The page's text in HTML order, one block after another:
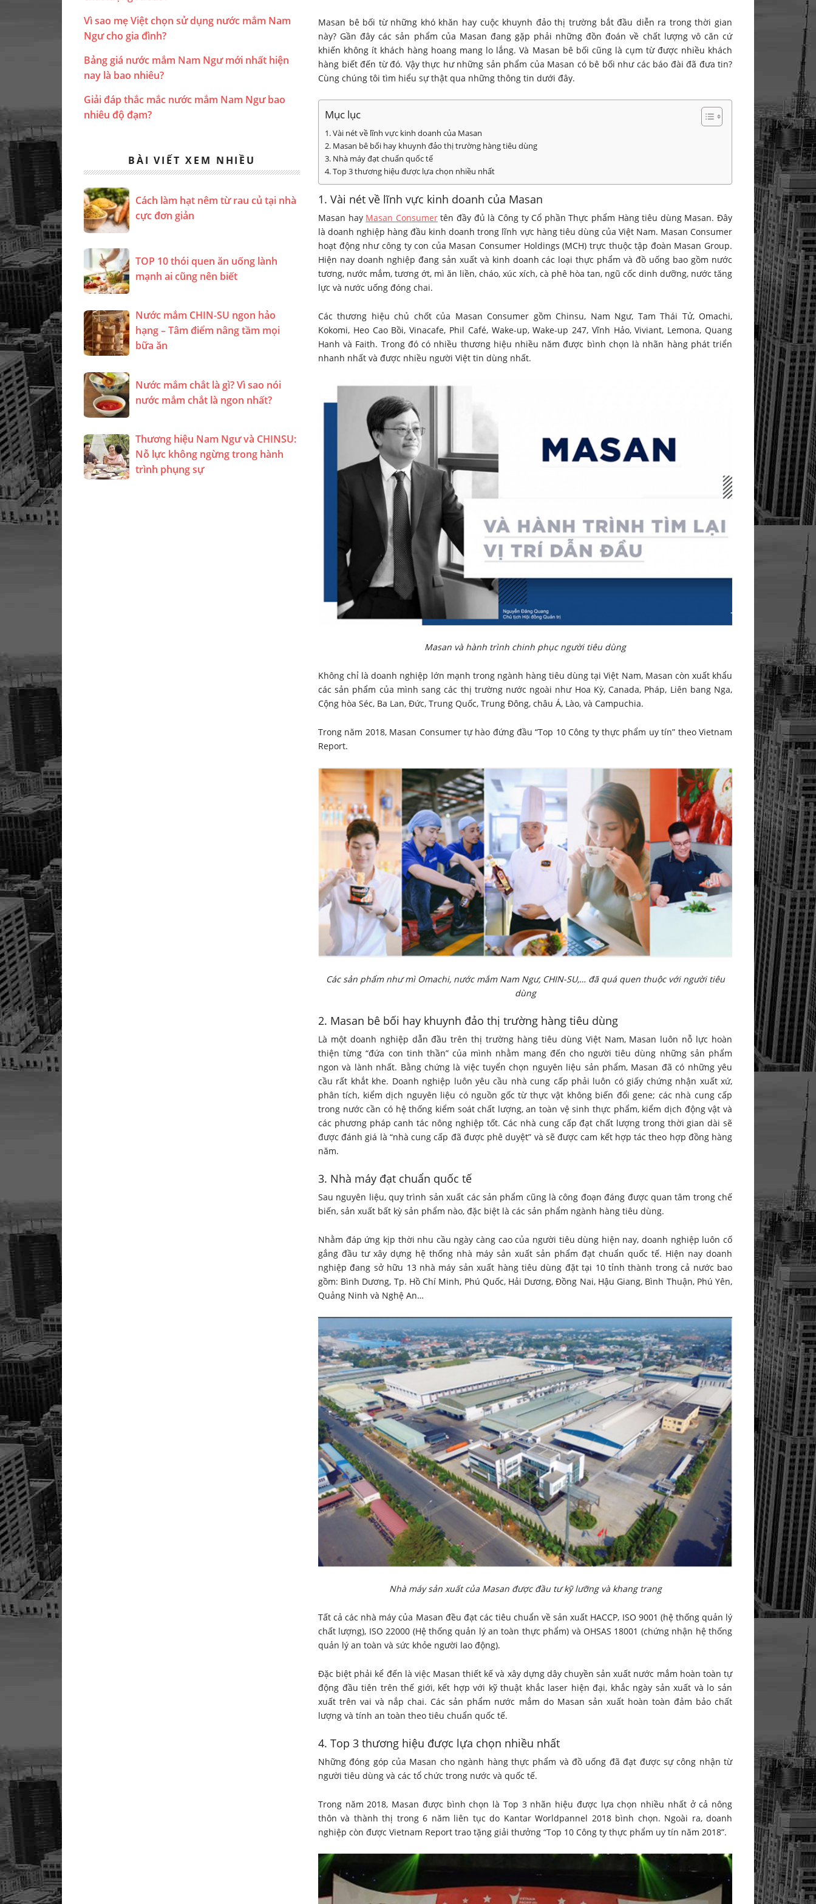
Vì sao mẹ Việt chọn sử dụng nước mắm Nam
Ngư cho gia đình?
Bảng giá nước mắm Nam Ngư mới nhất hiện
nay là bao nhiêu?
Giải đáp thắc mắc nước mắm Nam Ngư bao
nhiêu độ đạm?
BÀI VIẾT XEM NHIỀU
Cách làm hạt nêm từ rau củ tại nhà
cực đơn giản
TOP 10 thói quen ăn uống lành
mạnh ai cũng nên biết
Nước mắm CHIN-SU ngon hảo
hạng – Tâm điểm nâng tầm mọi
bữa ăn
Nước mắm chắt là gì? Vì sao nói
nước mắm chắt là ngon nhất?
Thương hiệu Nam Ngư và CHINSU:
Nỗ lực không ngừng trong hành
trình phụng sự
Masan bê bối từ những khó khăn hay cuộc khuynh đảo thị trường bắt đầu diễn ra trong thời gian
này? Gần đây các sản phẩm của Masan đang gặp phải những đồn đoán về chất lượng vô căn cứ
khiến không ít khách hàng hoang mang lo lắng. Và Masan bê bối cũng là cụm từ được nhiều khách
hàng biết đến từ đó. Vậy thực hư những sản phẩm của Masan có bê bối như các báo đài đã đưa tin?
Cùng chúng tôi tìm hiểu sự thật qua những thông tin dưới đây.
Mục lục
1. Vài nét về lĩnh vực kinh doanh của Masan
2. Masan bê bối hay khuynh đảo thị trường hàng tiêu dùng
3. Nhà máy đạt chuẩn quốc tế
4. Top 3 thương hiệu được lựa chọn nhiều nhất
1. Vài nét về lĩnh vực kinh doanh của Masan
Masan hay Masan Consumertên đầy đủ là Công ty Cổ phần Thực phẩm Hàng tiêu dùng Masan. Đây
là doanh nghiệp hàng đầu kinh doanh trong lĩnh vực hàng tiêu dùng của Việt Nam. Masan Consumer
hoạt động như công ty con của Masan Consumer Holdings (MCH) trực thuộc tập đoàn Masan Group.
Hiện nay doanh nghiệp đang sản xuất và kinh doanh các loại thực phẩm và đồ uống bao gồm nước
tương, nước mắm, tương ớt, mì ăn liền, cháo, xúc xích, cà phê hòa tan, ngũ cốc dinh dưỡng, nước tăng
lực và nước uống đóng chai.
Các thương hiệu chủ chốt của Masan Consumer gồm Chinsu, Nam Ngư, Tam Thái Tử, Omachi,
Kokomi, Heo Cao Bồi, Vinacafe, Phil Café, Wake-up, Wake-up 247, Vĩnh Hảo, Viviant, Lemona, Quang
Hanh và Faith. Trong đó có nhiều thương hiệu nhiều năm được bình chọn là nhãn hàng phát triển
nhanh nhất và được nhiều người Việt tin dùng nhất.
Masan và hành trình chinh phục người tiêu dùng
Không chỉ là doanh nghiệp lớn mạnh trong ngành hàng tiêu dùng tại Việt Nam, Masan còn xuất khẩu
các sản phẩm của mình sang các thị trường nước ngoài như Hoa Kỳ, Canada, Pháp, Liên bang Nga,
Cộng hòa Séc, Ba Lan, Đức, Trung Quốc, Trung Đông, châu Á, Lào, và Campuchia.
Trong năm 2018, Masan Consumer tự hào đứng đầu “Top 10 Công ty thực phẩm uy tín” theo Vietnam
Report.
Các sản phẩm như mì Omachi, nước mắm Nam Ngư, CHIN-SU,… đã quá quen thuộc với người tiêu
dùng
2. Masan bê bối hay khuynh đảo thị trường hàng tiêu dùng
Là một doanh nghiệp dẫn đầu trên thị trường hàng tiêu dùng Việt Nam, Masan luôn nỗ lực hoàn
thiện từng “đứa con tinh thần” của mình nhằm mang đến cho người tiêu dùng những sản phẩm
ngon và lành nhất. Bằng chứng là việc tuyển chọn nguyên liệu sản phẩm, Masan đã có những yêu
cầu rất khắt khe. Doanh nghiệp luôn yêu cầu nhà cung cấp phải luôn có giấy chứng nhận xuất xứ,
phân tích, kiểm dịch nguyên liệu có nguồn gốc từ thực vật không biến đổi gene; các nhà cung cấp
trong nước cần có hệ thống kiểm soát chất lượng, an toàn vệ sinh thực phẩm, kiểm dịch động vật và
các phương pháp canh tác nông nghiệp tốt. Các nhà cung cấp đạt chất lượng trong thời gian dài sẽ
được đánh giá là “nhà cung cấp đã được phê duyệt” và sẽ được cam kết hợp tác theo hợp đồng hàng
năm.
3. Nhà máy đạt chuẩn quốc tế
Sau nguyên liệu, quy trình sản xuất các sản phẩm cũng là công đoạn đáng được quan tâm trong chế
biến, sản xuất bất kỳ sản phẩm nào, đặc biệt là các sản phẩm ngành hàng tiêu dùng.
Nhằm đáp ứng kịp thời nhu cầu ngày càng cao của người tiêu dùng hiện nay, doanh nghiệp luôn cố
gắng đầu tư xây dựng hệ thống nhà máy sản xuất sản phẩm đạt chuẩn quốc tế. Hiện nay doanh
nghiệp đang sở hữu 13 nhà máy sản xuất hàng tiêu dùng đặt tại 10 tỉnh thành trong cả nước bao
gồm: Bình Dương, Tp. Hồ Chí Minh, Phú Quốc, Hải Dương, Đồng Nai, Hậu Giang, Bình Thuận, Phú Yên,
Quảng Ninh và Nghệ An…
Nhà máy sản xuất của Masan được đầu tư kỹ lưỡng và khang trang
Tất cả các nhà máy của Masan đều đạt các tiêu chuẩn về sản xuất HACCP, ISO 9001 (hệ thống quản lý
chất lượng), ISO 22000 (Hệ thống quản lý an toàn thực phẩm) và OHSAS 18001 (chứng nhận hệ thống
quản lý an toàn và sức khỏe người lao động).
Đặc biệt phải kể đến là việc Masan thiết kế và xây dựng dây chuyền sản xuất nước mắm hoàn toàn tự
động đầu tiên trên thế giới, kết hợp với kỹ thuật khắc laser hiện đại, khắc ngày sản xuất và lo sản
xuất trên vai và nắp chai. Các sản phẩm nước mắm do Masan sản xuất hoàn toàn đảm bảo chất
lượng và tính an toàn theo tiêu chuẩn quốc tế.
4. Top 3 thương hiệu được lựa chọn nhiều nhất
Những đóng góp của Masan cho ngành hàng thực phẩm và đồ uống đã đạt được sự công nhận từ
người tiêu dùng và các tổ chức trong nước và quốc tế.
Trong năm 2018, Masan được bình chọn là Top 3 nhãn hiệu được lựa chọn nhiều nhất ở cả nông
thôn và thành thị trong 6 năm liên tục do Kantar Worldpannel 2018 bình chọn. Ngoài ra, doanh
nghiệp còn được Vietnam Report trao tặng giải thưởng “Top 10 Công ty thực phẩm uy tín năm 2018”.